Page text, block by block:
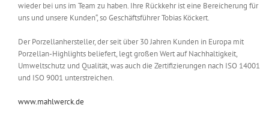
Suche
nach:
wieder bei uns im Team zu haben. Ihre Rückkehr ist eine Bereicherung für
uns und unsere Kunden“, so Geschäftsführer Tobias Köckert.
Der Porzellanhersteller, der seit über 30 Jahren Kunden in Europa mit
Porzellan-Highlights beliefert, legt großen Wert auf Nachhaltigkeit,
Umweltschutz und Qualität, was auch die Zertifizierungen nach ISO 14001
und ISO 9001 unterstreichen.
www.mahlwerck.de